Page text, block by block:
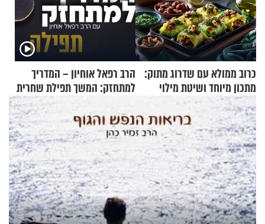
כרוב ממולא עם שדרוג מתוק:
מתכון מיוחד ושיטת מילוי
שאתם חייבים לנסות
הרב רפאל אוחיון – המדריך
למתחזק: המשך תפילת שחרית